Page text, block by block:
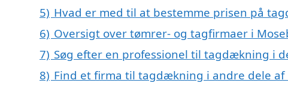
5) Hvad er med til at bestemme prisen på
6) Oversigt over tømrer- og tagfirmaer i
7) Søg efter en professionel til tagdækning i
8) Find et firma til tagdækning i andre dele af